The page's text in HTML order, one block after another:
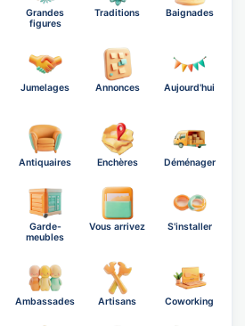
Grandes
figures
Traditions Baignades
Jumelages Annonces Aujourd'hui
Antiquaires Enchères Déménager
Garde-
meubles
Vous arrivez S'installer
Ambassades Artisans Coworking